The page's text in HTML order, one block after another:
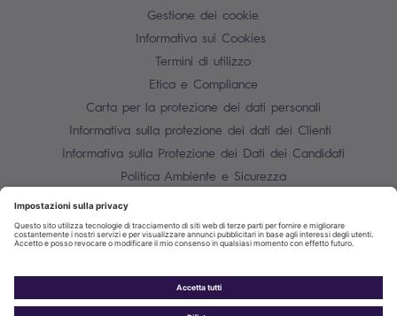
Gestione dei cookie
Informativa sui Cookies
Termini di utilizzo
Etica e Compliance
Carta per la protezione dei dati personali
Informativa sulla protezione dei dati dei Clienti
Informativa sulla Protezione dei Dati dei Candidati
Politica Ambiente e Sicurezza
Contatti
P.IVA 10850910158